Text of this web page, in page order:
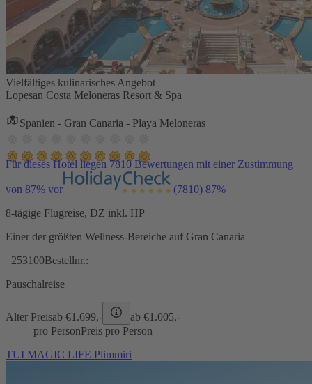
Vielfältiges kulinarisches Angebot
Lopesan Costa Meloneras Resort & Spa
Spanien - Gran Canaria - Playa Meloneras
Für dieses Hotel liegen 7810 Bewertungen mit einer Zustimmung
von 87% vor (7810) 87%
8-tägige Flugreise, DZ inkl. HP
Einer der größten Wellness-Bereiche auf Gran Canaria
253100Bestellnr.:
Pauschalreise
Alter Preisab €1.699,- ab €1.005,-
pro PersonPreis pro Person
TUI MAGIC LIFE Plimmiri